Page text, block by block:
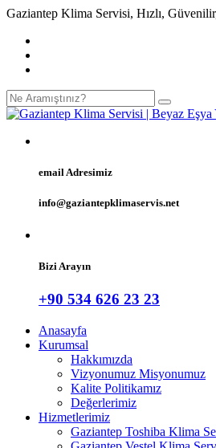
Gaziantep Klima Servisi, Hızlı,
email Adresimiz
info@gaziantepklimaservis.net
Bizi Arayın
+90 534 626 23 23
Anasayfa
Kurumsal
Hakkımızda
Vizyonumuz Misyonumuz
Kalite Politikamız
Değerlerimiz
Hizmetlerimiz
Gaziantep Toshiba Klima